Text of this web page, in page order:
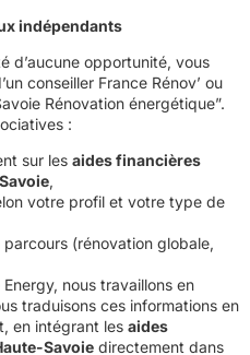
indépendants
d’aucune opportunité, vous
conseiller France Rénov’ ou
Rénovation énergétique”.
:
sur les aides financières
,
votre profil et votre type de
(rénovation globale,
nous travaillons en
traduisons ces informations en
en intégrant les aides
Savoie directement dans